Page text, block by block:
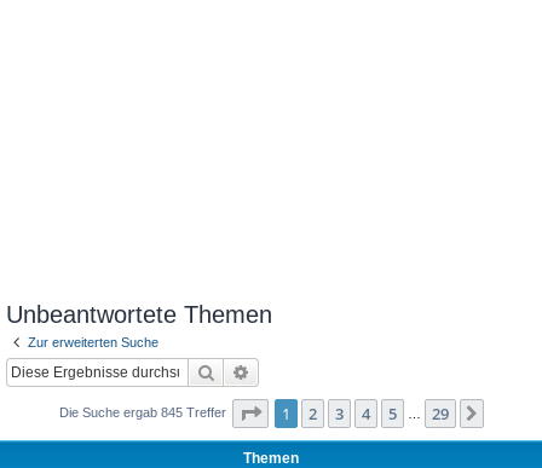
Unbeantwortete Themen
Zur erweiterten Suche
Suche
Die Suche ergab 845 Treffer Seite 1von 29
1 2 3 4 5 29
Themen